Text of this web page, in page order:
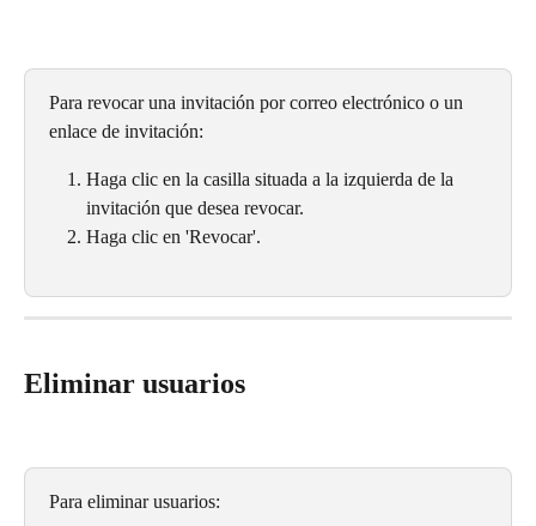
Para revocar una invitación por correo electrónico o un
enlace de invitación:
Haga clic en la casilla situada a la izquierda de la
invitación que desea revocar.
Haga clic en 'Revocar'.
Eliminar usuarios
Para eliminar usuarios: